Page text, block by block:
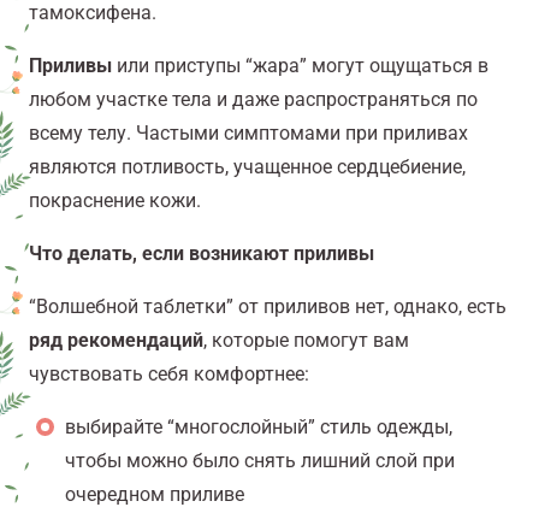
тамоксифена.
Приливы или приступы “жара” могут ощущаться в
любом участке тела и даже распространяться по
всему телу. Частыми симптомами при приливах
являются потливость, учащенное сердцебиение,
покраснение кожи.
Что делать, если возникают приливы
“Волшебной таблетки” от приливов нет, однако, есть
ряд рекомендаций, которые помогут вам
чувствовать себя комфортнее:
выбирайте “многослойный” стиль одежды,
чтобы можно было снять лишний слой при
очередном приливе